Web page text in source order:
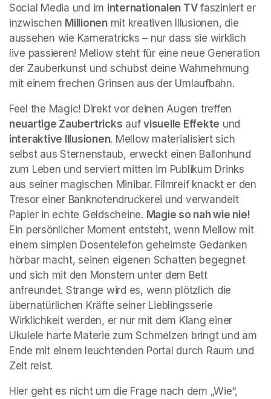
Social Media und im internationalen TV fasziniert er
inzwischen Millionen mit kreativen Illusionen, die
aussehen wie Kameratricks – nur dass sie wirklich
live passieren! Mellow steht für eine neue Generation
der Zauberkunst und schubst deine Wahrnehmung
mit einem frechen Grinsen aus der Umlaufbahn.
neuartige Zaubertricks auf visuelle Effekte
interaktive Illusionen. Mellow materialisiert sich
selbst aus Sternenstaub, erweckt einen Ballonhund
zum Leben und serviert mitten im Publikum Drinks
aus seiner magischen Minibar. Filmreif knackt er den
Tresor einer Banknotendruckerei und verwandelt
Papier in echte Geldscheine. Magie so nah wie nie!
Ein persönlicher Moment entsteht, wenn Mellow mit
einem simplen Dosentelefon geheimste Gedanken
hörbar macht, seinen eigenen Schatten begegnet
und sich mit den Monstern unter dem Bett
anfreundet. Strange wird es, wenn plötzlich die
übernatürlichen Kräfte seiner Lieblingsserie
Wirklichkeit werden, er nur mit dem Klang einer
Ukulele harte Materie zum Schmelzen bringt und am
Ende mit einem leuchtenden Portal durch Raum und
Zeit reist.
Hier geht es nicht um die Frage nach dem „Wie“,